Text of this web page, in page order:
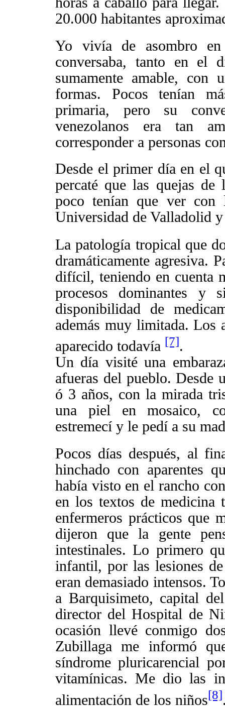
20.000 habitantes
Yo vivía de asombro
conversaba, tanto en el
sumamente amable, con
formas. Pocos tenían
primaria, pero su
venezolanos era tan
corresponder a personas
Desde el primer día en el
percaté que las quejas
poco tenían que ver
Universidad de Valladolid
La patología tropical que
dramáticamente agresiva.
difícil, teniendo en cuenta
procesos dominantes y
disponibilidad de
además muy limitada. Los
aparecido todavía [7].
Un día visité una
afueras del pueblo. Desde
ó 3 años, con la mirada
una piel en mosaico,
estremecí y le pedí a su
Pocos días después, al
hinchado con aparentes
había visto en el rancho
en los textos de medicina
enfermeros prácticos que
dijeron que la gente
intestinales. Lo primero
infantil, por las lesiones
eran demasiado intensos.
a Barquisimeto, capital
director del Hospital de
ocasión llevé conmigo
Zubillaga me informó
síndrome pluricarencial
vitamínicas. Me dio las
alimentación de los niños[8]